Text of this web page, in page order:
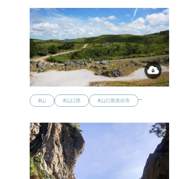
#山 #山口県 #山口県美祢市 …